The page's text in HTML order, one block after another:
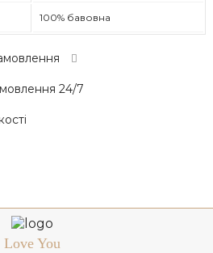
100% бавовна
24/7
Love You